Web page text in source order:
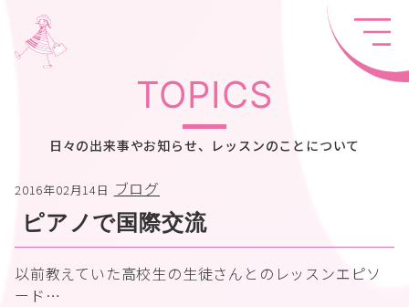
TOPICS
日々の出来事やお知らせ、レッスンのことについて
2016年02月14日 ブログ
ピアノで国際交流
以前教えていた高校生の生徒さんとのレッスンエピソ
ード…